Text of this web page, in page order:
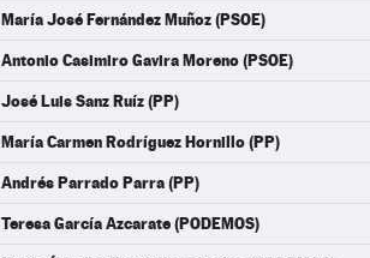
María José Fernández Muñoz (PSOE)
Antonio Casimiro Gavira Moreno (PSOE)
José Luis Sanz Ruíz (PP)
María Carmen Rodríguez Hornillo (PP)
Andrés Parrado Parra (PP)
Teresa García Azcarate (PODEMOS)